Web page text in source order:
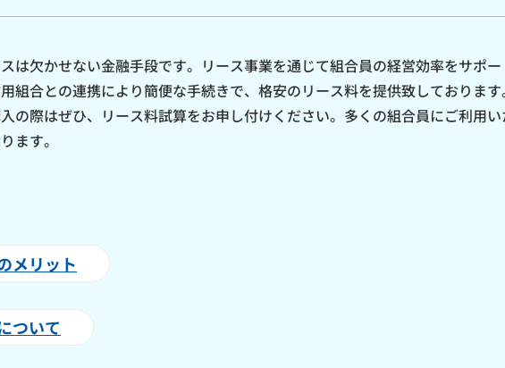
は欠かせない金融手段です。リース事業を通じて組合員の経営効率をサポー
組合との連携により簡便な手続きで、格安のリース料を提供致しております
の際はぜひ、リース料試算をお申し付けください。多くの組合員にご利用い
ます。
メリット
ついて